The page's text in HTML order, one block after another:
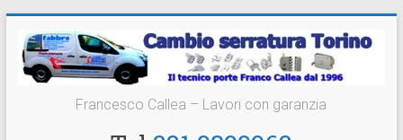
contenuto
Cambio
Francesco Callea – Lavori con garanzia